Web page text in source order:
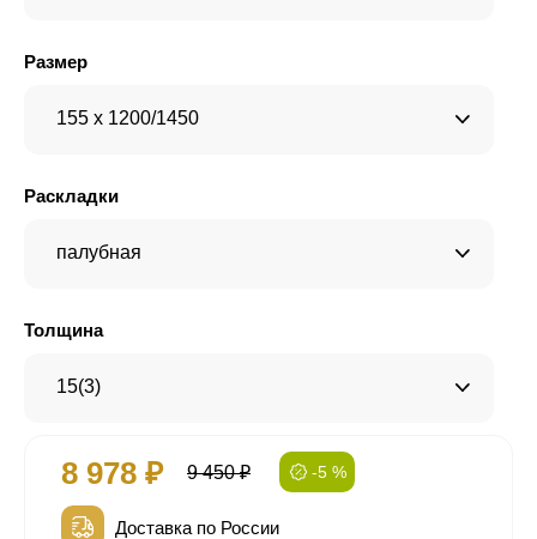
Размер
155 x 1200/1450
Раскладки
палубная
Толщина
15(3)
8 978 ₽ 9 450 ₽ -5 %
Доставка по России